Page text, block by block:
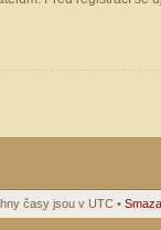
časy jsou v UTC •